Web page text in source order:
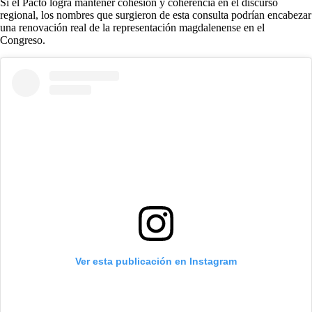
Si el Pacto logra mantener cohesión y coherencia en el discurso
regional, los nombres que surgieron de esta consulta podrían encabezar
una renovación real de la representación magdalenense en el
Congreso.
Ver esta publicación en Instagram